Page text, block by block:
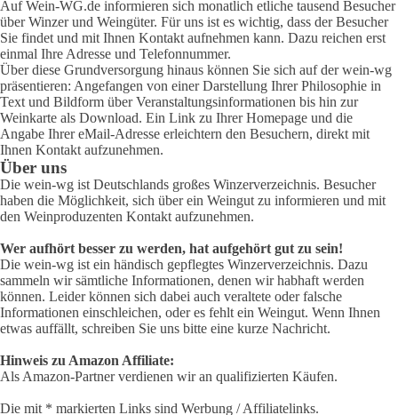
Auf Wein-WG.de informieren sich monatlich etliche tausend Besucher
über Winzer und Weingüter. Für uns ist es wichtig, dass der Besucher
Sie findet und mit Ihnen Kontakt aufnehmen kann. Dazu reichen erst
einmal Ihre Adresse und Telefonnummer.
Über diese Grundversorgung hinaus können Sie sich auf der wein-wg
präsentieren: Angefangen von einer Darstellung Ihrer Philosophie in
Text und Bildform über Veranstaltungsinformationen bis hin zur
Weinkarte als Download. Ein Link zu Ihrer Homepage und die
Angabe Ihrer eMail-Adresse erleichtern den Besuchern, direkt mit
Ihnen Kontakt aufzunehmen.
Über uns
Die wein-wg ist Deutschlands großes Winzerverzeichnis. Besucher
haben die Möglichkeit, sich über ein Weingut zu informieren und mit
den Weinproduzenten Kontakt aufzunehmen.
Wer aufhört besser zu werden, hat aufgehört gut zu sein!
Die wein-wg ist ein händisch gepflegtes Winzerverzeichnis. Dazu
sammeln wir sämtliche Informationen, denen wir habhaft werden
können. Leider können sich dabei auch veraltete oder falsche
Informationen einschleichen, oder es fehlt ein Weingut. Wenn Ihnen
etwas auffällt, schreiben Sie uns bitte eine kurze Nachricht.
Hinweis zu Amazon Affiliate:
Als Amazon-Partner verdienen wir an qualifizierten Käufen.
Die mit * markierten Links sind Werbung / Affiliatelinks.